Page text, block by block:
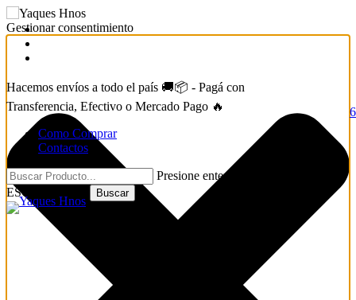
Gestionar consentimiento
facebook
Hacemos envíos a todo el país 🚚📦 - Pagá con
Transferencia, Efectivo o Mercado Pago 🔥
Como Comprar
Contactos
Presione enter para buscar o
ESC para cerrar
Buscar
Close
6